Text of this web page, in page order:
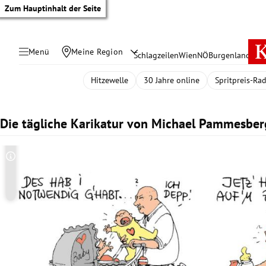
Zum Hauptinhalt der Seite
Menü Meine Region SchlagzeilenWienNÖBurgenland
Untermenü
Hitzewelle 30 Jahre online Spritpreis-
Die tägliche Karikatur von Michael
Copyright-Hinweis öffnen/schließen